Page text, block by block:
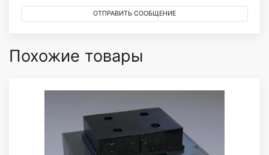
ОТПРАВИТЬ СООБЩЕНИЕ
Похожие товары